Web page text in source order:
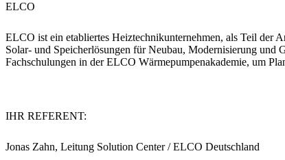
ELCO
ELCO ist ein etabliertes Heiztechnikunternehmen, als Teil der
Solar- und Speicherlösungen für Neubau, Modernisierung und
Fachschulungen in der ELCO Wärmepumpenakademie, um
IHR REFERENT:
Jonas Zahn, Leitung Solution Center / ELCO Deutschland